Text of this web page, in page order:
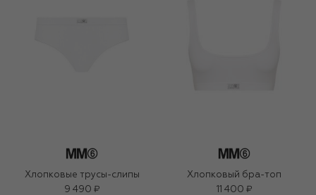
Хлопковые трусы-слипы
9 490 ₽
Хлопковый бра-топ
11 400 ₽